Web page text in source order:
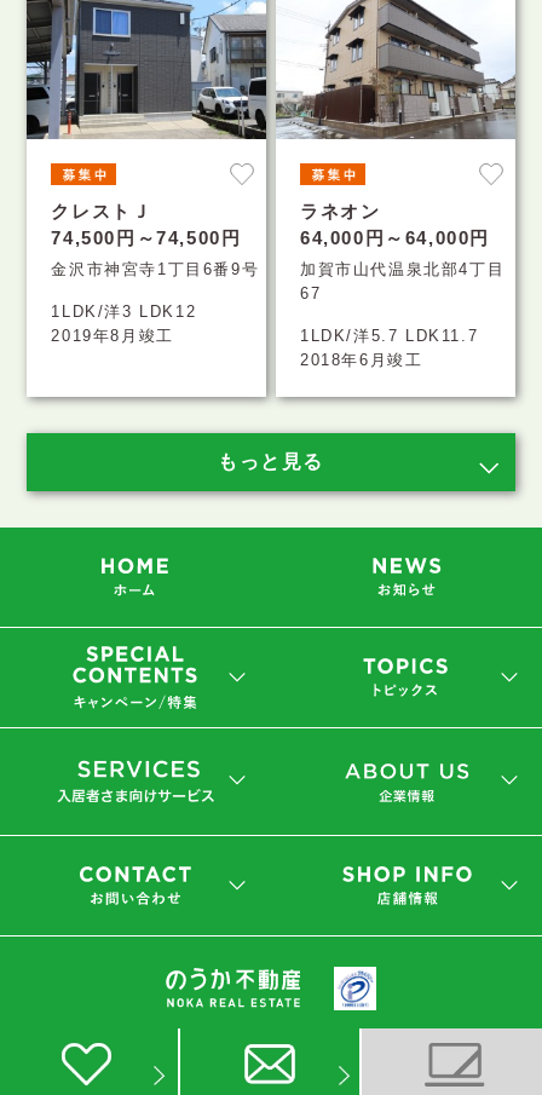
クレストＪ
74,500円～74,500円
金沢市神宮寺1丁目6番9号
1LDK/洋3 LDK12
2019年8月竣工
ラネオン
64,000円～64,000円
加賀市山代温泉北部4丁目
67
1LDK/洋5.7 LDK11.7
2018年6月竣工
プライバシーポリシー
(C) 2019 NOKA REAL ESTATE Co.,Ltd.